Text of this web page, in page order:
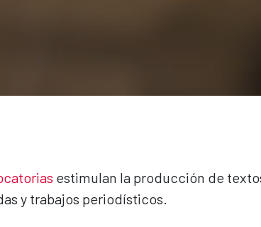
estimulan la producción de
y trabajos periodísticos.